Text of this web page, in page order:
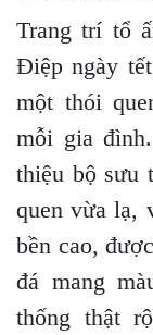
Trang trí tổ
Điệp ngày
một thói
mỗi gia đình.
thiệu bộ sưu
quen vừa lạ,
bền cao,
đá mang
thống thật